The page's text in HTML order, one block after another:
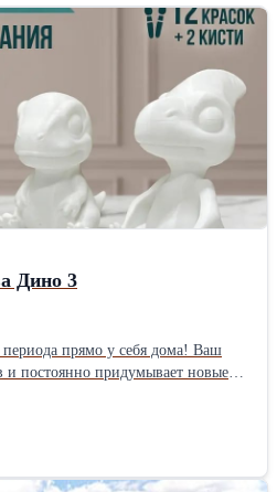
Дино 3
прямо у себя дома! Ваш
и постоянно придумывает новые
мир с набором для творчества
это целая мастерская
Фигурки динозавров из
к творчеству!); Яркие акриловые